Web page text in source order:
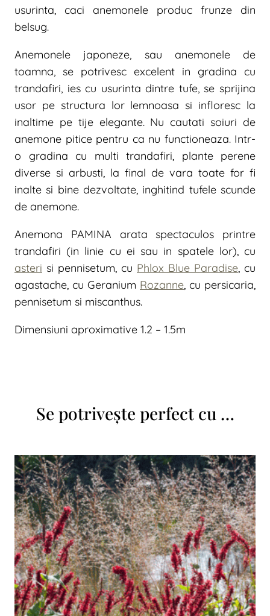
usurinta, caci anemonele produc frunze din
belsug.
Anemonele japoneze, sau anemonele de
toamna, se potrivesc excelent in gradina cu
trandafiri, ies cu usurinta dintre tufe, se sprijina
usor pe structura lor lemnoasa si infloresc la
inaltime pe tije elegante. Nu cautati soiuri de
anemone pitice pentru ca nu functioneaza. Intr-
o gradina cu multi trandafiri, plante perene
diverse si arbusti, la final de vara toate for fi
inalte si bine dezvoltate, inghitind tufele scunde
de anemone.
Anemona PAMINA arata spectaculos printre
trandafiri (in linie cu ei sau in spatele lor), cu
asteri si pennisetum, cu Phlox Blue Paradise, cu
agastache, cu Geranium Rozanne, cu persicaria,
pennisetum si miscanthus.
Dimensiuni aproximative 1.2 – 1.5m
Se potrivește perfect cu …